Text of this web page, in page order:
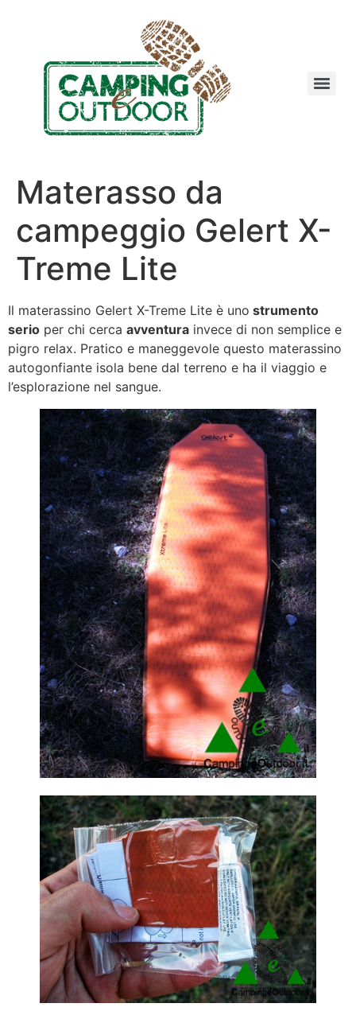
Materasso da
campeggio Gelert X-
Treme Lite
Il materassino Gelert X-Treme Lite è uno strumento
serio per chi cerca avventura invece di non semplice e
pigro relax. Pratico e maneggevole questo materassino
autogonfiante isola bene dal terreno e ha il viaggio e
l’esplorazione nel sangue.